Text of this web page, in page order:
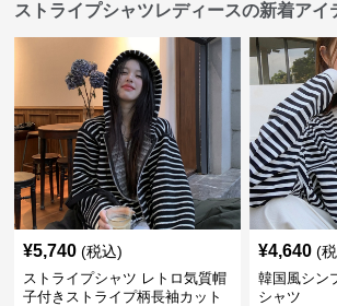
ストライプシャツレディースの新着アイ
¥5,740 (税込)
ストライプシャツ レトロ気質帽
子付きストライプ柄長袖カット
¥4,640 (
韓国風シン
シャツ